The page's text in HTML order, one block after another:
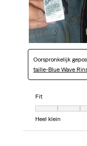
Oorspronkelijk
taille-Blue Wave
Fit
Fit, 4 van 7, waarbij
Heel klein